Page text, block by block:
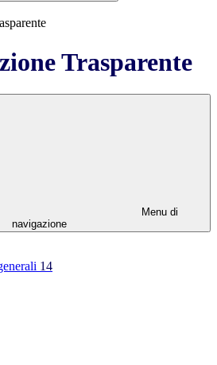
Trasparente
Menu di
navigazione
14